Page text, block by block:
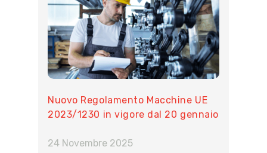
Nuovo Regolamento Macchine UE
2023/1230 in vigore dal 20 gennaio
24 Novembre 2025